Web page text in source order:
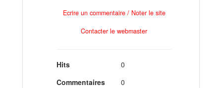
Ecrire un commentaire / Noter le site
Contacter le webmaster
Hits
0
Commentaires
0